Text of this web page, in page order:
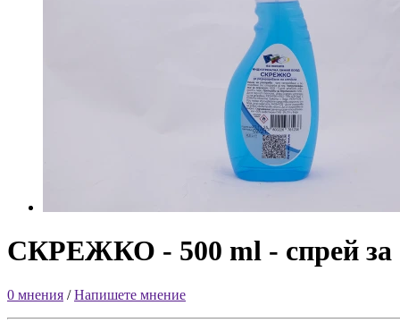
СКРЕЖКО - 500 ml - спрей за
0 мнения /Напишете мнение